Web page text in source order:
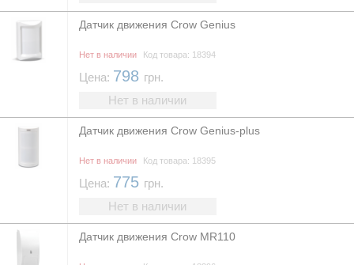
Датчик движения Crow Genius
Нет в наличии Код товара: 18394
Цена: 798 грн.
Нет в наличии
Датчик движения Crow Genius-plus
Нет в наличии Код товара: 18395
Цена: 775 грн.
Нет в наличии
Датчик движения Crow MR110